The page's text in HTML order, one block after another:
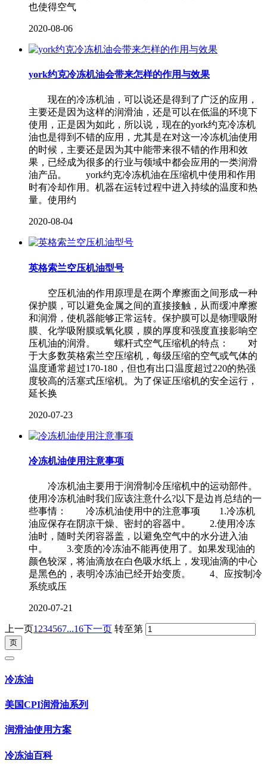
也使得空气
2020-08-06
york约克冷冻机油会带来怎样的作用与效果
现在的冷冻机油，可以说还是得到了广泛的应用，
主要还是因为这样的润滑油，还是可以在低温的环境下
使用，正是因为如此，所以说，现在的york约克冷冻机
油也是得到不错的应用，尤其是在对这一冷冻机油使用
的时候，主要还是因为其中能带来很不错的作用和效
果，已经成为很多的行业与领域中都会应用的一类润滑
油产品。 york约克冷冻机油在压缩机中使用和作用
时有冷却作用。机器在运转过程中进入持续的温度和热
量。使用约
2020-08-04
英格索兰空压机油型号
空压机油的作用原理是在两个摩擦面之间形成一种
保护膜，可以避免金属之间的直接接触，从而缓冲摩擦
和润滑，使机器能够正常运转。保护膜可以是物理吸附
膜、化学吸附膜或氧化膜，膜的厚度和强度直接影响空
压机油的润滑。 螺杆式空气压缩机的特点： 对
于大多数英格索兰空压缩机，每级压缩的空气或气体的
温度通常超过170-180，但也有出口温度超过220的热强
度较高的活塞式压缩机。为了保证压缩机的安全运行，
延长换
2020-07-23
冷冻机油使用注意事项
冷冻机油主要用于润滑制冷压缩机中的运动部件。
使用冷冻机油时我们应该注意什么?以下是边肖总结的一
些事情： 冷冻机油使用中的注意事项 1.冷冻机
油应保存在阴凉干燥、密封的容器中。 2.使用冷冻
油时，随时关闭容器盖，以避免空气中的水分进入油
中。 3.变质的冷冻油不能再使用了。如果发现油的
颜色较深，将油滴放在白色吸水纸上，发现油滴的中心
是黑色的，表明冷冻油已经开始变质。 4、应按制冷
系统或压
2020-07-21
上一页1234567...16下一页 转至第
冷冻油
美国CPI润滑油系列
润滑油使用方案
冷冻油百科